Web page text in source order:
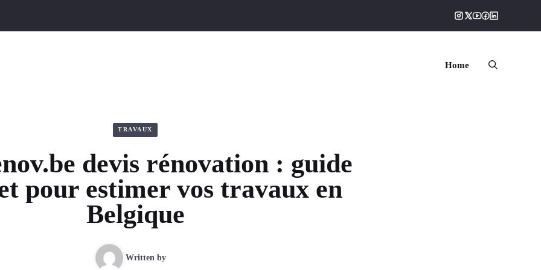
Home
TRAVAUX
devis rénovation : guide
pour estimer vos travaux en
Belgique
Written by